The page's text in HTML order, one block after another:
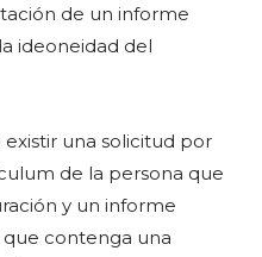
de un informe
ideoneidad del
una solicitud por
de la persona que
y un informe
contenga una